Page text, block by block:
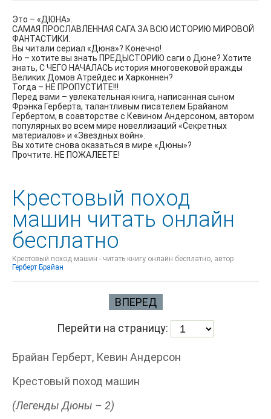
Это – «ДЮНА».
САМАЯ ПРОСЛАВЛЕННАЯ САГА ЗА ВСЮ ИСТОРИЮ МИРОВОЙ
ФАНТАСТИКИ.
Вы читали сериал «Дюна»? Конечно!
Но – хотите вы знать ПРЕДЫСТОРИЮ саги о Дюне? Хотите
знать, С ЧЕГО НАЧАЛАСЬ история многовековой вражды
Великих Домов Атрейдес и Харконнен?
Тогда – НЕ ПРОПУСТИТЕ!!!
Перед вами – увлекательная книга, написанная сыном
Фрэнка Герберта, талантливым писателем Брайаном
Гербертом, в соавторстве с Кевином Андерсоном, автором
популярных во всем мире новеллизаций «Секретных
материалов» и «Звездных войн».
Вы хотите снова оказаться в мире «Дюны»?
Прочтите. НЕ ПОЖАЛЕЕТЕ!
Крестовый поход
машин читать онлайн
бесплатно
Крестовый поход машин - читать книгу онлайн бесплатно, автор
Герберт Брайан
ВПЕРЕД
Перейти на страницу:
Брайан Герберт, Кевин Андерсон
Крестовый поход машин
(Легенды Дюны – 2)